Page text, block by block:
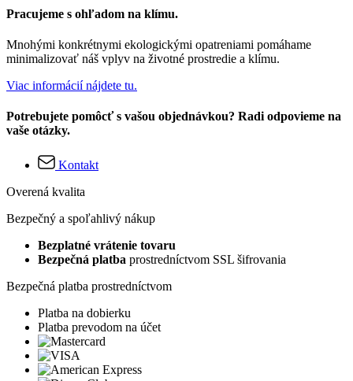
Pracujeme s ohľadom na klímu.
Mnohými konkrétnymi ekologickými opatreniami pomáhame
minimalizovať náš vplyv na životné prostredie a klímu.
Viac informácií nájdete tu.
Potrebujete pomôcť s vašou objednávkou? Radi odpovieme na
vaše otázky.
Kontakt
Overená kvalita
Bezpečný a spoľahlivý nákup
Bezplatné vrátenie tovaru
Bezpečná platba prostredníctvom SSL šifrovania
Bezpečná platba prostredníctvom
Platba na dobierku
Platba prevodom na účet